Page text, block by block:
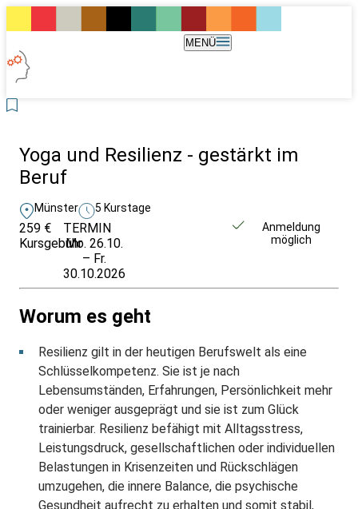
MENÜ
Yoga und Resilienz - gestärkt im
Beruf
Münster 5 Kurstage
259 €
Kursgebühr
TERMIN
Mo. 26.10.
– Fr.
30.10.2026
Anmeldung
möglich
Worum es geht
Resilienz gilt in der heutigen Berufswelt als eine
Schlüsselkompetenz. Sie ist je nach
Lebensumständen, Erfahrungen, Persönlichkeit mehr
oder weniger ausgeprägt und sie ist zum Glück
trainierbar. Resilienz befähigt mit Alltagsstress,
Leistungsdruck, gesellschaftlichen oder individuellen
Belastungen in Krisenzeiten und Rückschlägen
umzugehen, die innere Balance, die psychische
Gesundheit aufrecht zu erhalten und somit stabil,